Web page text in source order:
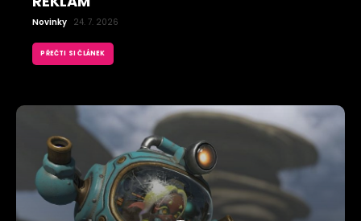
Novinky 24. 7. 2026
PŘEČTI SI ČLÁNEK